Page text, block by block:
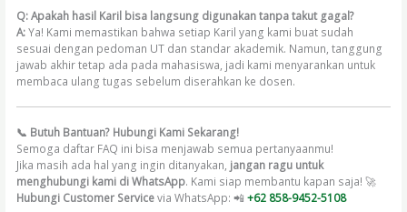
Q: Apakah hasil Karil bisa langsung digunakan tanpa takut gagal?
A:Ya! Kami memastikan bahwa setiap Karil yang kami buat sudah
sesuai dengan pedoman UT dan standar akademik. Namun, tanggung
jawab akhir tetap ada pada mahasiswa, jadi kami menyarankan untuk
membaca ulang tugas sebelum diserahkan ke dosen.
📞 Butuh Bantuan? Hubungi Kami Sekarang!
Semoga daftar FAQ ini bisa menjawab semua pertanyaanmu!
Jika masih ada hal yang ingin ditanyakan, jangan ragu untuk
menghubungi kami di WhatsApp. Kami siap membantu kapan saja! 🚀
Hubungi Customer Servicevia WhatsApp: 📲 +62 858-9452-5108